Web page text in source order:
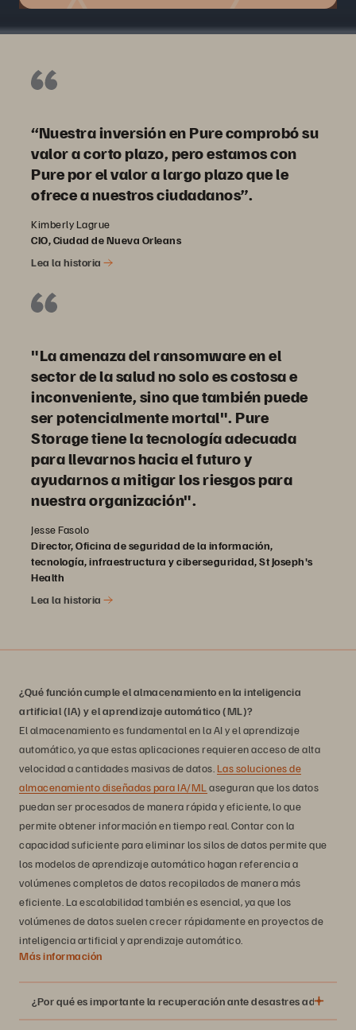
“Nuestra inversión en Pure comprobó su
valor a corto plazo, pero estamos con
Pure por el valor a largo plazo que le
ofrece a nuestros ciudadanos”.
Kimberly Lagrue
CIO, Ciudad de Nueva Orleans
Lea la historia
"La amenaza del ransomware en el
sector de la salud no solo es costosa e
inconveniente, sino que también puede
ser potencialmente mortal". Pure
Storage tiene la tecnología adecuada
para llevarnos hacia el futuro y
ayudarnos a mitigar los riesgos para
nuestra organización".
Jesse Fasolo
Director, Oficina de seguridad de la información,
tecnología, infraestructura y ciberseguridad, St Joseph's
Health
Lea la historia
¿Qué función cumple el almacenamiento en la inteligencia
artificial (IA) y el aprendizaje automático (ML)?
El almacenamiento es fundamental en la AI y el aprendizaje
automático, ya que estas aplicaciones requieren acceso de alta
velocidad a cantidades masivas de datos. Las soluciones de
almacenamiento diseñadas para IA/ML aseguran que los datos
puedan ser procesados de manera rápida y eficiente, lo que
permite obtener información en tiempo real. Contar con la
capacidad suficiente para eliminar los silos de datos permite que
los modelos de aprendizaje automático hagan referencia a
volúmenes completos de datos recopilados de manera más
eficiente. La escalabilidad también es esencial, ya que los
volúmenes de datos suelen crecer rápidamente en proyectos de
inteligencia artificial y aprendizaje automático.
Más información
¿Por qué es importante la recuperación ante desastres además